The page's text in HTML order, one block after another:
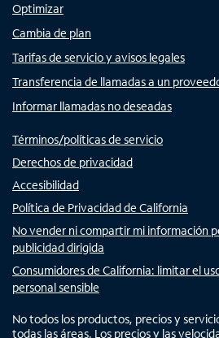
Optimizar
Cambia de plan
Tarifas de servicio y avisos legales
Transferencia de llamadas a un
Informar llamadas no deseadas
Términos/políticas de servicio
Derechos de privacidad
Accesibilidad
Política de Privacidad de California
No vender ni compartir mi información
publicidad dirigida
Consumidores de California: limitar el
personal sensible
No todos los productos, precios y
todas las áreas. Los precios y las